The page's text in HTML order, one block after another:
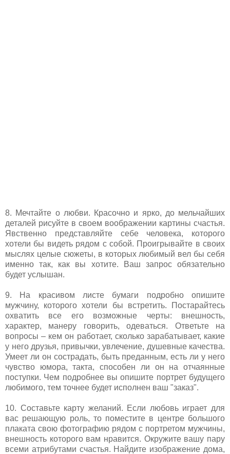
8. Мечтайте о любви. Красочно и ярко, до мельчайших
деталей рисуйте в своем воображении картины счастья.
Явственно представляйте себе человека, которого
хотели бы видеть рядом с собой. Проигрывайте в своих
мыслях целые сюжеты, в которых любимый вел бы себя
именно так, как вы хотите. Ваш запрос обязательно
будет услышан.
9. На красивом листе бумаги подробно опишите
мужчину, которого хотели бы встретить. Постарайтесь
охватить все его возможные черты: внешность,
характер, манеру говорить, одеваться. Ответьте на
вопросы – кем он работает, сколько зарабатывает, какие
у него друзья, привычки, увлечение, душевные качества.
Умеет ли он сострадать, быть преданным, есть ли у него
чувство юмора, такта, способен ли он на отчаянные
поступки. Чем подробнее вы опишите портрет будущего
любимого, тем точнее будет исполнен ваш "заказ".
10. Составьте карту желаний. Если любовь играет для
вас решающую роль, то поместите в центре большого
плаката свою фотографию рядом с портретом мужчины,
внешность которого вам нравится. Окружите вашу пару
всеми атрибутами счастья. Найдите изображение дома,